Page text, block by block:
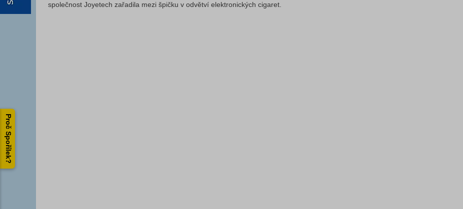
Proč Spořílek?
společnost Joyetech zařadila mezi špičku v odvětví elektronických cigaret.